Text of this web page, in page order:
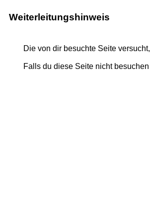
Weiterleitungshinweis
Die von dir besuchte Seite
Falls du diese Seite nicht